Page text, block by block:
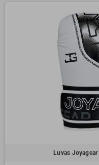
Luvas